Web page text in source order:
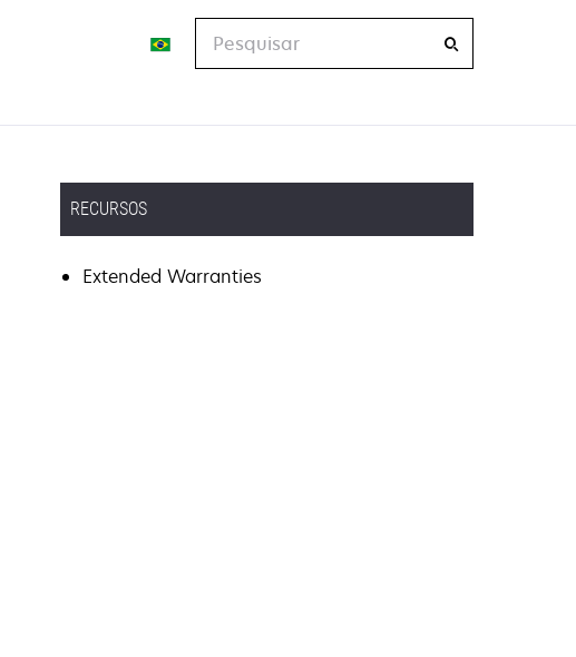
RECURSOS
Extended Warranties